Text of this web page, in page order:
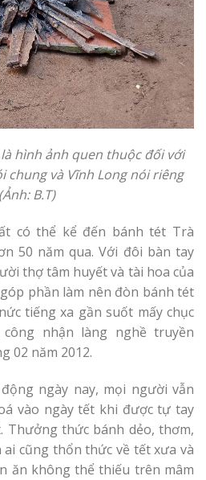
hình ảnh quen thuộc đối với
chung và Vĩnh Long nói riêng
(Ảnh: B.T)
có thể kể đến bánh tét Trà
50 năm qua. Với đôi bàn tay
thợ tâm huyết và tài hoa của
phần làm nên đòn bánh tét
tiếng xa gần suốt mấy chục
nhận làng nghề truyền
02 năm 2012.
ngày nay, mọi người vẫn
vào ngày tết khi được tự tay
Thưởng thức bánh dẻo, thơm,
cũng thổn thức về tết xưa và
ăn không thể thiếu trên mâm